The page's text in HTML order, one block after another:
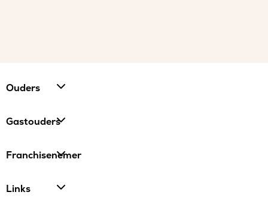
Ouders
Gastouders
Franchisenemer
Links